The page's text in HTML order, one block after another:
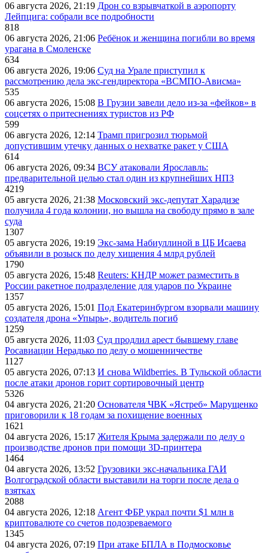
06 августа 2026, 21:19 Дрон со взрывчаткой в аэропорту
Лейпцига: собрали все подробности
818
06 августа 2026, 21:06 Ребёнок и женщина погибли во время
урагана в Смоленске
634
06 августа 2026, 19:06 Суд на Урале приступил к
рассмотрению дела экс-гендиректора «ВСМПО-Ависма»
535
06 августа 2026, 15:08 В Грузии завели дело из-за «фейков» в
соцсетях о притеснениях туристов из РФ
599
06 августа 2026, 12:14 Трамп пригрозил тюрьмой
допустившим утечку данных о нехватке ракет у США
614
06 августа 2026, 09:34 ВСУ атаковали Ярославль:
предварительной целью стал один из крупнейших НПЗ
4219
05 августа 2026, 21:38 Московский экс-депутат Харадизе
получила 4 года колонии, но вышла на свободу прямо в зале
суда
1307
05 августа 2026, 19:19 Экс-зама Набиуллиной в ЦБ Исаева
объявили в розыск по делу хищения 4 млрд рублей
1790
05 августа 2026, 15:48 Reuters: КНДР может разместить в
России ракетное подразделение для ударов по Украине
1357
05 августа 2026, 15:01 Под Екатеринбургом взорвали машину
создателя дрона «Упырь», водитель погиб
1259
05 августа 2026, 11:03 Суд продлил арест бывшему главе
Росавиации Нерадько по делу о мошенничестве
1127
05 августа 2026, 07:13 И снова Wildberries. В Тульской области
после атаки дронов горит сортировочный центр
5326
04 августа 2026, 21:20 Основателя ЧВК «Ястреб» Марущенко
приговорили к 18 годам за похищение военных
1621
04 августа 2026, 15:17 Жителя Крыма задержали по делу о
производстве дронов при помощи 3D‑принтера
1464
04 августа 2026, 13:52 Грузовики экс-начальника ГАИ
Волгоградской области выставили на торги после дела о
взятках
2088
04 августа 2026, 12:18 Агент ФБР украл почти $1 млн в
криптовалюте со счетов подозреваемого
1345
04 августа 2026, 07:19 При атаке БПЛА в Подмосковье